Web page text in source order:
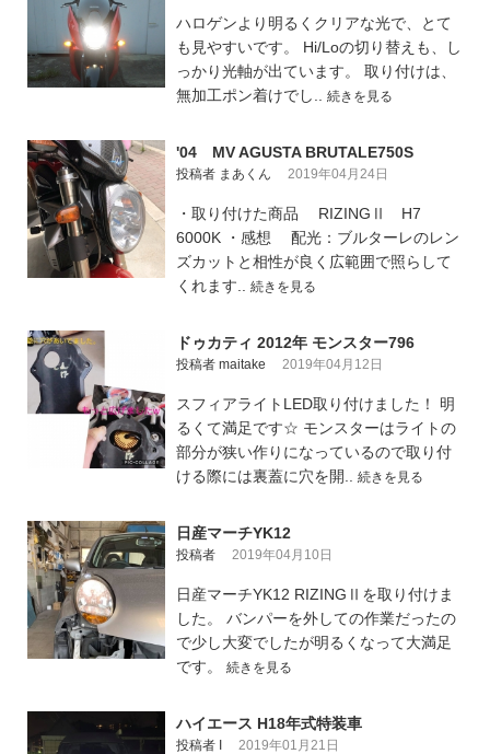
ハロゲンより明るくクリアな光で、とて
も見やすいです。 Hi/Loの切り替えも、し
っかり光軸が出ています。 取り付けは、
無加工ポン着けでし.. 続きを見る
'04 MV AGUSTA BRUTALE750S
投稿者 まあくん 2019年04月24日
・取り付けた商品 RIZINGⅡ H7
6000K ・感想 配光：ブルターレのレン
ズカットと相性が良く広範囲で照らして
くれます.. 続きを見る
ドゥカティ 2012年 モンスター796
投稿者 maitake 2019年04月12日
スフィアライトLED取り付けました！ 明
るくて満足です☆ モンスターはライトの
部分が狭い作りになっているので取り付
ける際には裏蓋に穴を開.. 続きを見る
日産マーチYK12
投稿者 2019年04月10日
日産マーチYK12 RIZINGⅡを取り付けま
した。 バンパーを外しての作業だったの
で少し大変でしたが明るくなって大満足
です。 続きを見る
ハイエース H18年式特装車
投稿者 I 2019年01月21日